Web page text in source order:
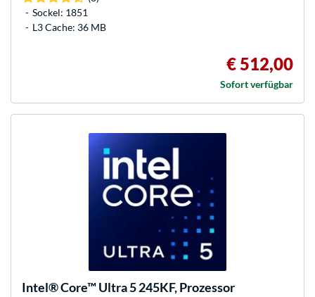
Sockel: 1851
L3 Cache: 36 MB
€ 512,00
Sofort verfügbar
Intel®Core™ Ultra 5 245KF, Prozessor